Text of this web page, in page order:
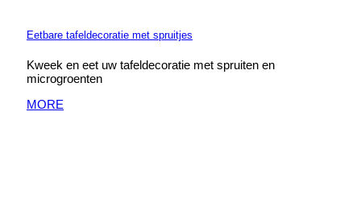
Eetbare tafeldecoratie met spruitjes
Kweek en eet uw tafeldecoratie met spruiten en
microgroenten
MORE